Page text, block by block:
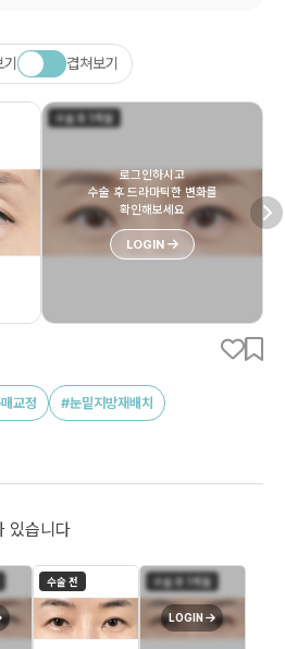
겹쳐보기
수술 후 1개월
로그인하시고
수술 후 드라마틱한 변화를
확인해보세요
LOGIN
교정 #눈밑지방재배치
있습니다
수술 전 수술 후 1개월
LOGIN